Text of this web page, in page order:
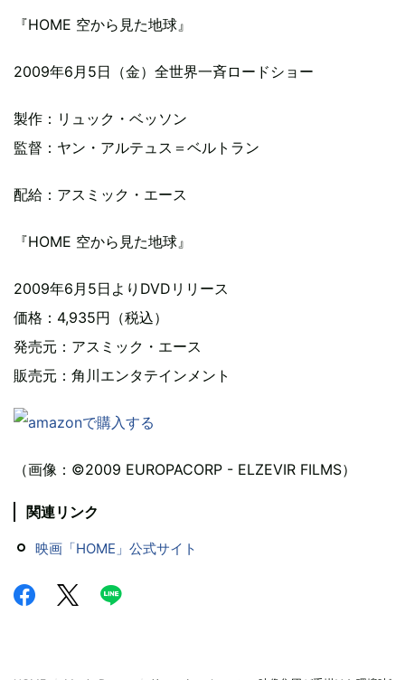
『HOME 空から見た地球』
2009年6月5日（金）全世界一斉ロードショー
製作：リュック・ベッソン
監督：ヤン・アルテュス＝ベルトラン
配給：アスミック・エース
『HOME 空から見た地球』
2009年6月5日よりDVDリリース
価格：4,935円（税込）
発売元：アスミック・エース
販売元：角川エンタテインメント
（画像：©2009 EUROPACORP - ELZEVIR FILMS）
関連リンク
映画「HOME」公式サイト